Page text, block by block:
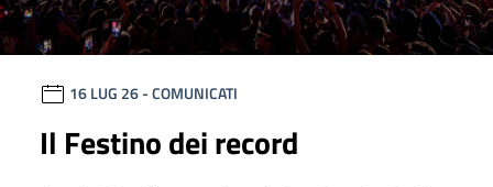
16 LUG 26- COMUNICATI
Il Festino dei record